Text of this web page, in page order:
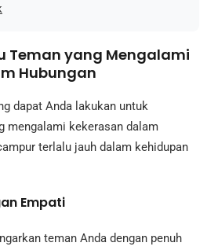
Teman yang Mengalami
Hubungan
dapat Anda lakukan untuk
mengalami kekerasan dalam
terlalu jauh dalam kehidupan
Empati
teman Anda dengan penuh